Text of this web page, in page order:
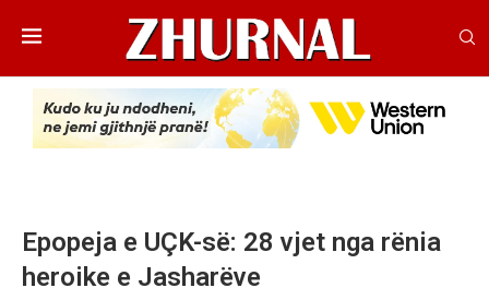
Epopeja e UÇK-së: 28 vjet nga rënia
heroike e Jasharëve